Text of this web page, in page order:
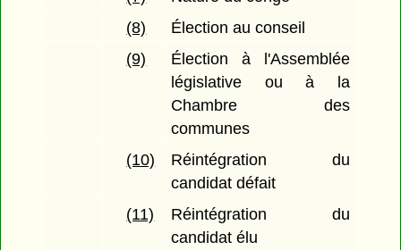
(8)
Élection au conseil
(9)
Élection à l'Assemblée
législative ou à la
Chambre des
communes
(10)
Réintégration du
candidat défait
(11)
Réintégration du
candidat élu